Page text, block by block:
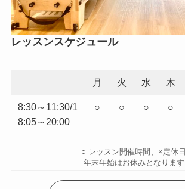
レッスンスケジュール
月 火 水 木
8:30～11:30/1
8:05～20:00
○ ○ ○ ○
○ レッスン開催時間、×定休日
年末年始はお休みとなります